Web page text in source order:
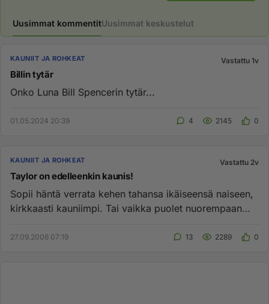
Uusimmat kommentitUusimmat keskustelut
KAUNIIT JA ROHKEAT Vastattu 1v
Billin tytär
Onko Luna Bill Spencerin tytär...
01.05.2024 20:39 4 2145 0
KAUNIIT JA ROHKEAT Vastattu 2v
Taylor on edelleenkin kaunis!
Sopii häntä verrata kehen tahansa ikäiseensä naiseen,
kirkkaasti kauniimpi. Tai vaikka puolet nuorempaan
27.09.2006 07:19 13 2289 0